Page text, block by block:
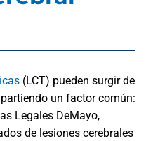
(LCT) pueden surgir de
un factor común:
Legales DeMayo,
de lesiones cerebrales